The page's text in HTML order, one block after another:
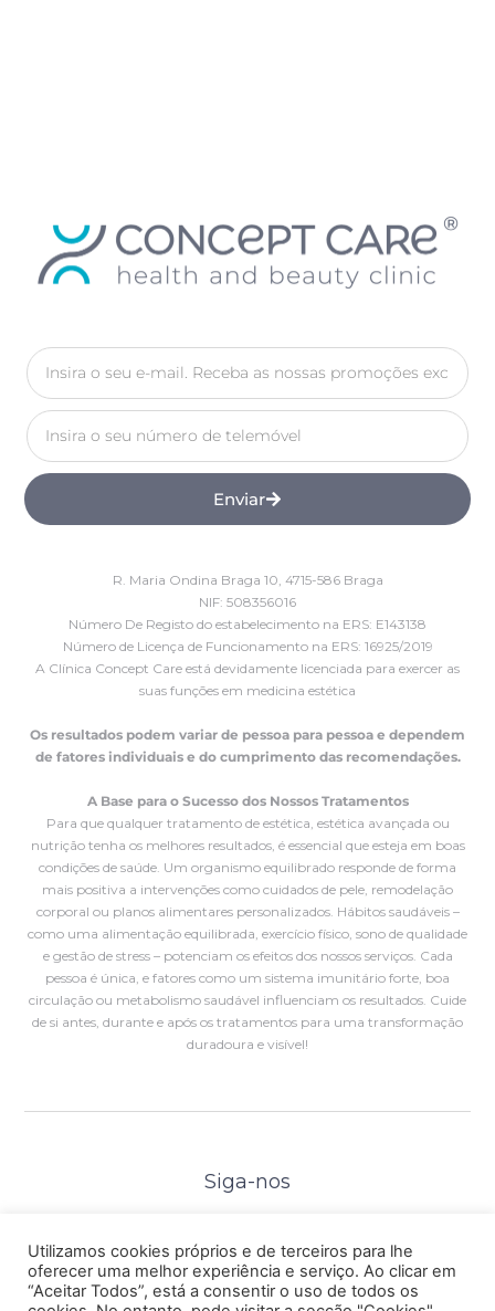
Enviar
R. Maria Ondina Braga 10, 4715-586 Braga
NIF: 508356016
Número De Registo do estabelecimento na ERS: E143138
Número de Licença de Funcionamento na ERS: 16925/2019
A Clínica Concept Care está devidamente licenciada para exercer as
suas funções em medicina estética
Os resultados podem variar de pessoa para pessoa e dependem
de fatores individuais e do cumprimento das recomendações.
A Base para o Sucesso dos Nossos Tratamentos
Para que qualquer tratamento de estética, estética avançada ou
nutrição tenha os melhores resultados, é essencial que esteja em boas
condições de saúde. Um organismo equilibrado responde de forma
mais positiva a intervenções como cuidados de pele, remodelação
corporal ou planos alimentares personalizados. Hábitos saudáveis –
como uma alimentação equilibrada, exercício físico, sono de qualidade
e gestão de stress – potenciam os efeitos dos nossos serviços. Cada
pessoa é única, e fatores como um sistema imunitário forte, boa
circulação ou metabolismo saudável influenciam os resultados. Cuide
de si antes, durante e após os tratamentos para uma transformação
duradoura e visível!
Siga-nos
PROTOCOLOS
Utilizamos cookies próprios e de terceiros para lhe
oferecer uma melhor experiência e serviço. Ao clicar em
“Aceitar Todos”, está a consentir o uso de todos os